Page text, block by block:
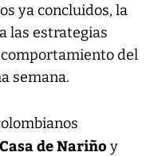
ya concluidos, la
las estrategias
del
semana.
Casa de Nariño y